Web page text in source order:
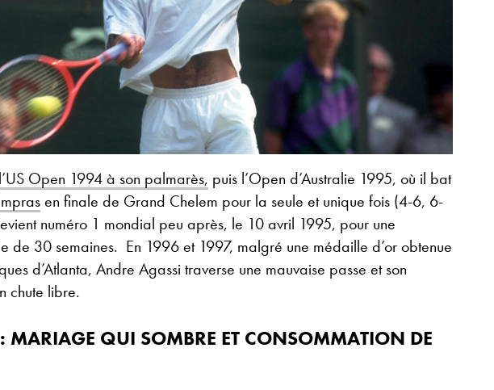
l’US Open 1994 à son palmarès, puis l’Open d’Australie 1995, où il bat
en finale de Grand Chelem pour la seule et unique fois (4-6, 6-
numéro 1 mondial peu après, le 10 avril 1995, pour une
de 30 semaines. En 1996 et 1997, malgré une médaille d’or obtenue
d’Atlanta, Andre Agassi traverse une mauvaise passe et son
chute libre.
: MARIAGE QUI SOMBRE ET CONSOMMATION DE